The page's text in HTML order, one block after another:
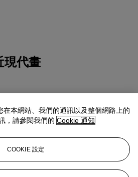
現代畫
本網站、我們的通訊以及整個網路上的
，請參閱我們的 Cookie 通知
COOKIE 設定